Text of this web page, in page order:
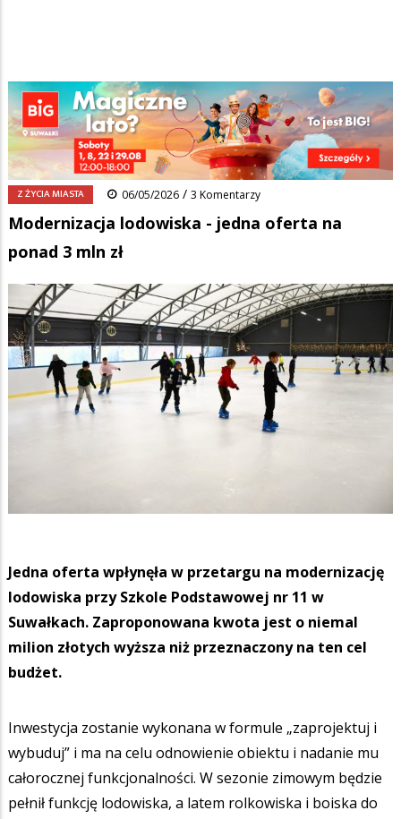
Ścieżka
nawigacyjna
Strona główna/Wiadomości/Z życia miasta/
Modernizacja lodowiska - jedna oferta na ponad 3 mln zł
FacebookPinterestTumblr
0 Reddit Share
Z ŻYCIA MIASTA 06/05/2026 / 3 Komentarzy
Modernizacja lodowiska - jedna oferta na
ponad 3 mln zł
Jedna oferta wpłynęła w przetargu na modernizację
lodowiska przy Szkole Podstawowej nr 11 w
Suwałkach. Zaproponowana kwota jest o niemal
milion złotych wyższa niż przeznaczony na ten cel
budżet.
Inwestycja zostanie wykonana w formule „zaprojektuj i
wybuduj” i ma na celu odnowienie obiektu i nadanie mu
całorocznej funkcjonalności. W sezonie zimowym będzie
pełnił funkcję lodowiska, a latem rolkowiska i boiska do